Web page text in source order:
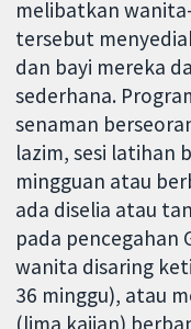
melibatkan
tersebut
dan bayi mereka
sederhana.
senaman
lazim, sesi latihan
mingguan atau
ada diselia atau
pada pencegahan
wanita disaring
36 minggu), atau
(lima kajian)